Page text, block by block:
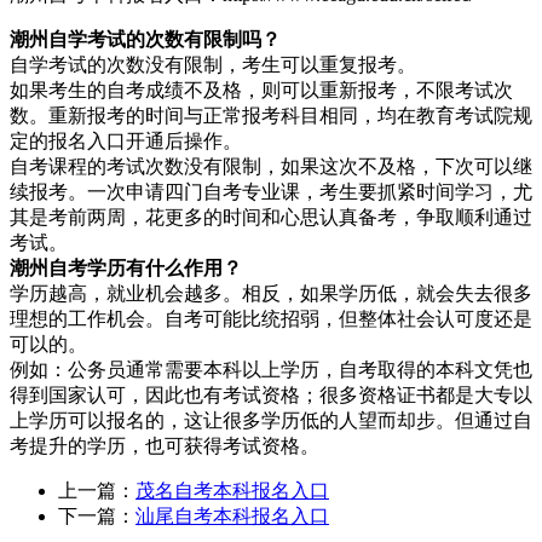
潮州自学考试的次数有限制吗？
自学考试的次数没有限制，考生可以重复报考。
如果考生的自考成绩不及格，则可以重新报考，不限考试次
数。重新报考的时间与正常报考科目相同，均在教育考试院规
定的报名入口开通后操作。
自考课程的考试次数没有限制，如果这次不及格，下次可以继
续报考。一次申请四门自考专业课，考生要抓紧时间学习，尤
其是考前两周，花更多的时间和心思认真备考，争取顺利通过
考试。
潮州自考学历有什么作用？
学历越高，就业机会越多。相反，如果学历低，就会失去很多
理想的工作机会。自考可能比统招弱，但整体社会认可度还是
可以的。
例如：公务员通常需要本科以上学历，自考取得的本科文凭也
得到国家认可，因此也有考试资格；很多资格证书都是大专以
上学历可以报名的，这让很多学历低的人望而却步。但通过自
考提升的学历，也可获得考试资格。
上一篇： 茂名自考本科报名入口
下一篇： 汕尾自考本科报名入口